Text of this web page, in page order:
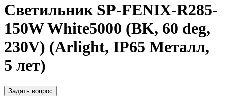
Светильник SP-FENIX-R285-
150W White5000 (BK, 60 deg,
230V) (Arlight, IP65 Металл,
5 лет)
Задать вопрос